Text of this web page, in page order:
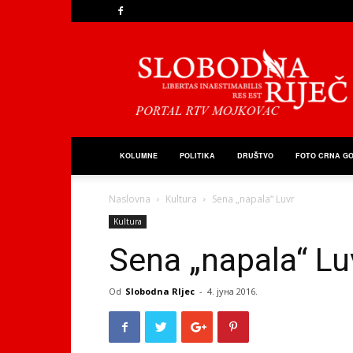
Riječ
KOLUMNE POLITIKA DRUŠTVO FOTO CRNA
Naslovna Kultura Sena „napala“ Luvr
Kultura
Sena „napala“
Od Slobodna RIjec - 4. јуна 2016.